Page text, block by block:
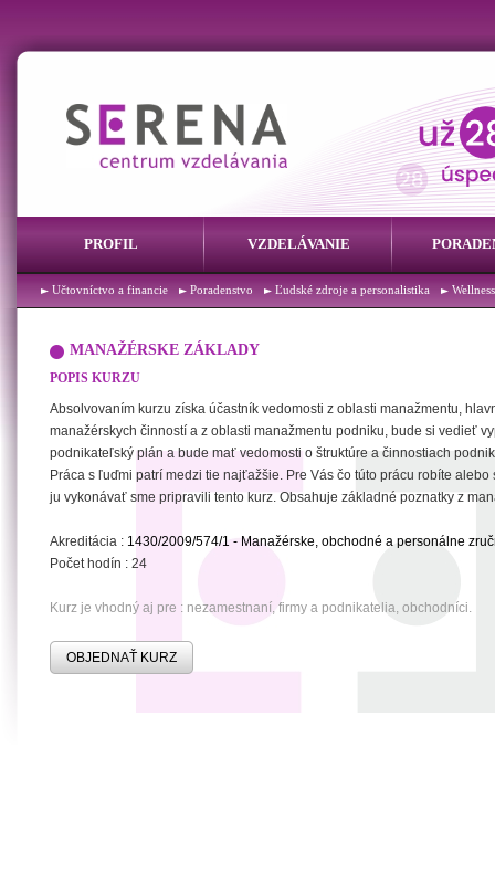
PROFIL VZDELÁVANIE
Účtovníctvo a financie Poradenstvo Ľudské zdroje a personalistika
MANAŽÉRSKE ZÁKLADY
POPIS KURZU
Absolvovaním kurzu získa účastník vedomosti z oblasti manažmentu,
manažérskych činností a z oblasti manažmentu podniku, bude si vedieť
podnikateľský plán a bude mať vedomosti o štruktúre a činnostiach
Práca s ľuďmi patrí medzi tie najťažšie. Pre Vás čo túto prácu robíte alebo
ju vykonávať sme pripravili tento kurz. Obsahuje základné poznatky z
Akreditácia : 1430/2009/574/1 - Manažérske, obchodné a personálne
Počet hodín : 24
Kurz je vhodný aj pre : nezamestnaní, firmy a podnikatelia, obchodníci.
OBJEDNAŤ KURZ